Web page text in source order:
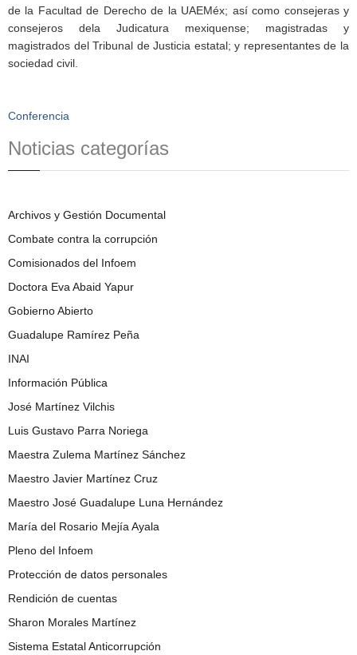
de la Facultad de Derecho de la UAEMéx; así como consejeras y
consejeros dela Judicatura mexiquense; magistradas y
magistrados del Tribunal de Justicia estatal; y representantes de la
sociedad civil.
Conferencia
Noticias categorías
Archivos y Gestión Documental
Combate contra la corrupción
Comisionados del Infoem
Doctora Eva Abaid Yapur
Gobierno Abierto
Guadalupe Ramírez Peña
INAI
Información Pública
José Martínez Vilchis
Luis Gustavo Parra Noriega
Maestra Zulema Martínez Sánchez
Maestro Javier Martínez Cruz
Maestro José Guadalupe Luna Hernández
María del Rosario Mejía Ayala
Pleno del Infoem
Protección de datos personales
Rendición de cuentas
Sharon Morales Martínez
Sistema Estatal Anticorrupción